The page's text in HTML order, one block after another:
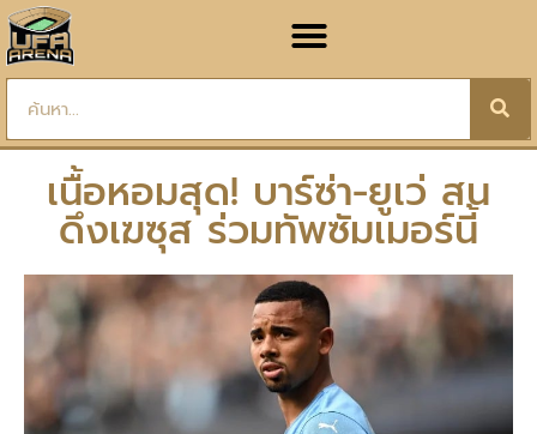
เนื้อหอมสุด! บาร์ซ่า-ยูเว่ สน
ดึงเฆซุส ร่วมทัพซัมเมอร์นี้